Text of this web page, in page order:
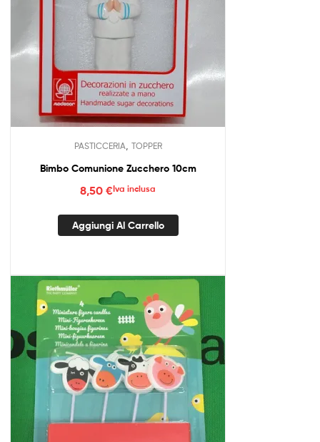
PASTICCERIA TOPPER
Bimbo Comunione Zucchero 10cm
8,50 €Iva inclusa
Aggiungi Al Carrello